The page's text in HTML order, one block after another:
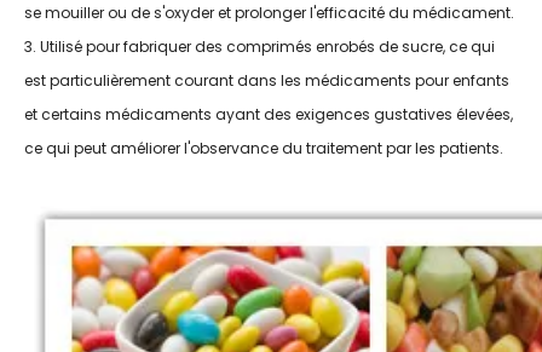
se mouiller ou de s'oxyder et prolonger l'efficacité du médicament.
3. Utilisé pour fabriquer des comprimés enrobés de sucre, ce qui
est particulièrement courant dans les médicaments pour enfants
et certains médicaments ayant des exigences gustatives élevées,
ce qui peut améliorer l'observance du traitement par les patients.